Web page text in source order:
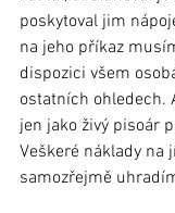
poskytoval jim
na jeho příkaz
dispozici všem
ostatních ohledech.
jen jako živý pisoár
Veškeré náklady na
samozřejmě